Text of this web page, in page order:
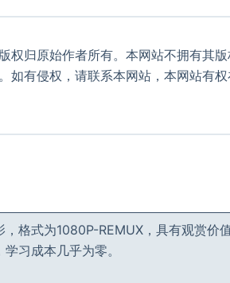
权归原始作者所有。本网站不拥有其
如有侵权，请联系本网站，本网站有
格式为1080P-REMUX，具有观赏价
习成本几乎为零。